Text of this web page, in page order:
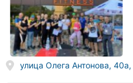
улица Олега Антонова,